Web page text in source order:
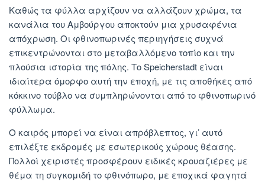
Καθώς τα φύλλα αρχίζουν να αλλάζουν χρώμα, τα
κανάλια του Αμβούργου αποκτούν μια χρυσαφένια
απόχρωση. Οι φθινοπωρινές περιηγήσεις συχνά
επικεντρώνονται στο μεταβαλλόμενο τοπίο και την
πλούσια ιστορία της πόλης. Το Speicherstadt είναι
ιδιαίτερα όμορφο αυτή την εποχή, με τις αποθήκες από
κόκκινο τούβλο να συμπληρώνονται από το φθινοπωρινό
φύλλωμα.
Ο καιρός μπορεί να είναι απρόβλεπτος, γι’ αυτό
επιλέξτε εκδρομές με εσωτερικούς χώρους θέασης.
Πολλοί χειριστές προσφέρουν ειδικές κρουαζιέρες με
θέμα τη συγκομιδή το φθινόπωρο, με εποχικά φαγητά